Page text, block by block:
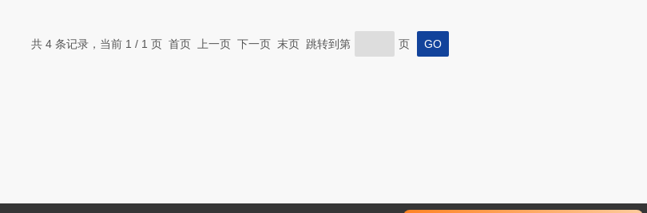
共 4 条记录，当前 1 / 1 页 首页 上一页 下一页 末页 跳转到第 页